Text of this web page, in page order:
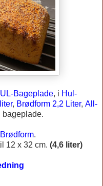
Bageplade, i Hul-
, Brødform 2,2 Liter, All-
.
12 x 32 cm. (4,6 liter)